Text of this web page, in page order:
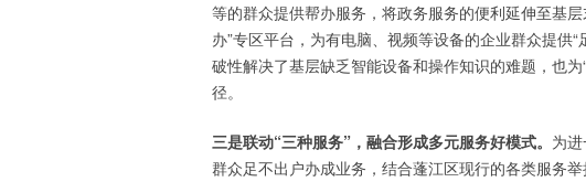
等的群众提供帮办服务，将政务服务的便利延伸至基
办”专区平台，为有电脑、视频等设备的企业群众提供
破性解决了基层缺乏智能设备和操作知识的难题，也
径。
三是联动“三种服务”，融合形成多元服务好模式。 为
群众足不出户办成业务，结合蓬江区现行的各类服务